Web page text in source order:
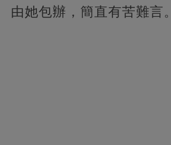
由她包辦，簡直有苦難言。